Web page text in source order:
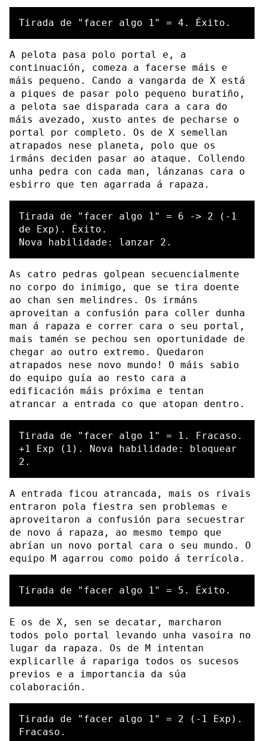
A pelota pasa polo portal e, a
continuación, comeza a facerse máis e
máis pequeno. Cando a vangarda de X está
a piques de pasar polo pequeno buratiño,
a pelota sae disparada cara a cara do
máis avezado, xusto antes de pecharse o
portal por completo. Os de X semellan
atrapados nese planeta, polo que os
irmáns deciden pasar ao ataque. Collendo
unha pedra con cada man, lánzanas cara o
esbirro que ten agarrada á rapaza.
Tirada de "facer algo 1" = 6 -> 2 (-1
de Exp). Éxito.
As catro pedras golpean secuencialmente
no corpo do inimigo, que se tira doente
ao chan sen melindres. Os irmáns
aproveitan a confusión para coller dunha
man á rapaza e correr cara o seu portal,
mais tamén se pechou sen oportunidade de
chegar ao outro extremo. Quedaron
atrapados nese novo mundo! O máis sabio
do equipo guía ao resto cara a
edificación máis próxima e tentan
atrancar a entrada co que atopan dentro.
Tirada de "facer algo 1" = 1. Fracaso.
+1 Exp (1). Nova habilidade: bloquear
A entrada ficou atrancada, mais os rivais
entraron pola fiestra sen problemas e
aproveitaron a confusión para secuestrar
de novo á rapaza, ao mesmo tempo que
abrían un novo portal cara o seu mundo. O
equipo M agarrou como poido á terrícola.
E os de X, sen se decatar, marcharon
todos polo portal levando unha vasoira no
lugar da rapaza. Os de M intentan
explicarlle á rapariga todos os sucesos
previos e a importancia da súa
colaboración.
Tirada de "facer algo 1" = 2 (-1 Exp).
Fracaso.